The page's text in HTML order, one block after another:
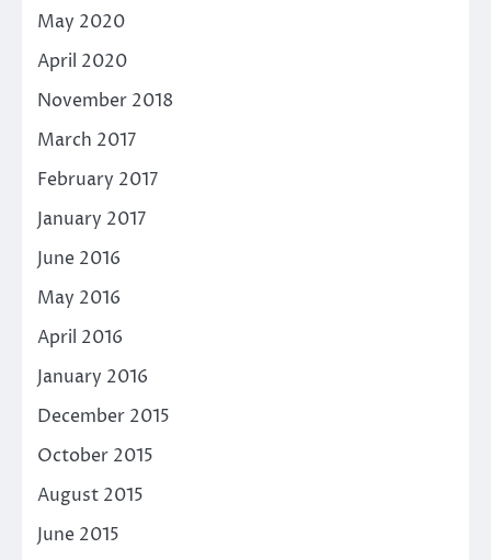
May 2020
April 2020
November 2018
March 2017
February 2017
January 2017
June 2016
May 2016
April 2016
January 2016
December 2015
October 2015
August 2015
June 2015